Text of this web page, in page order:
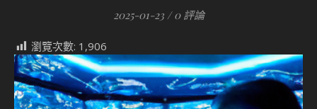
2025-01-23 / 0 評論
瀏覽次數: 1,906